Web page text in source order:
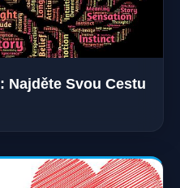
Najděte Svou Cestu